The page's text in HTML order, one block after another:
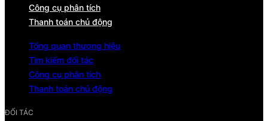
Công cụ phân tích
Thanh toán chủ động
Tổng quan thương hiệu
Tìm kiếm đối tác
Công cụ phân tích
Thanh toán chủ động
ĐỐI TÁC